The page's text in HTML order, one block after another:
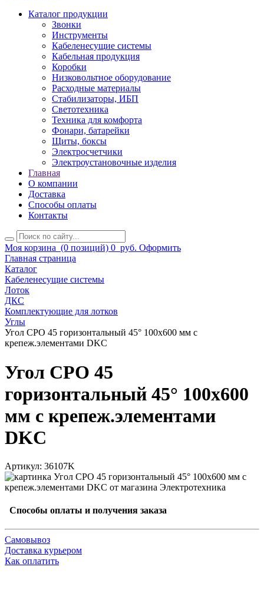
Каталог продукции
Звонки
Инструменты
Кабеленесущие системы
Кабельная продукция
Коробки
Низковольтное оборудование
Расходные материалы
Стабилизаторы, ИБП
Светотехника
Техника для комфорта
Фонари, батарейки
Щиты, боксы
Электросчетчики
Электроустановочные изделия
Главная
О компании
Доставка
Способы оплаты
Контакты
Моя корзина (0 позиций) 0 руб. Оформить
Главная страница
Каталог
Кабеленесущие системы
Лоток
ДКС
Комплектующие для лотков
Углы
Угол CPO 45 горизонтальный 45° 100х600 мм с
крепеж.элементами DKC
Угол CPO 45
горизонтальный 45° 100х600
мм с крепеж.элементами
DKC
Артикул: 36107K
Способы оплаты и получения заказа
Самовывоз
Доставка курьером
Как оплатить